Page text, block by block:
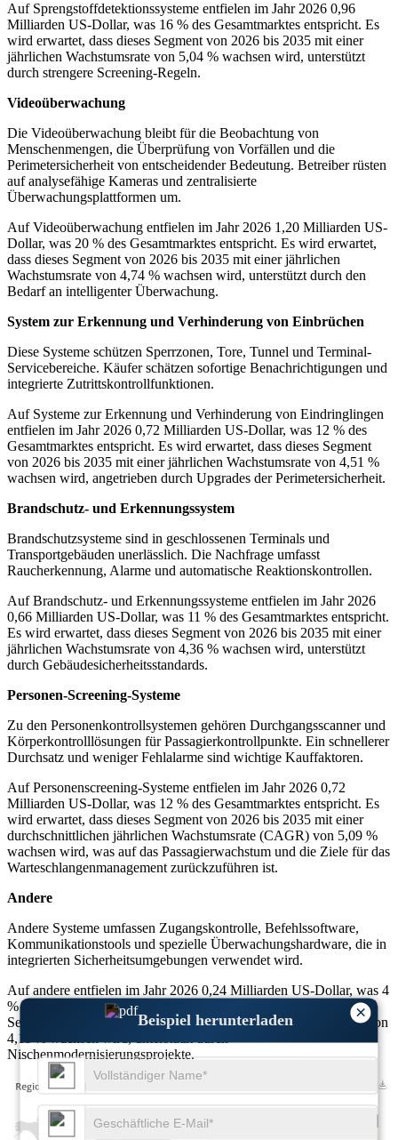
×
Beispiel herunterladen
Auf Sprengstoffdetektionssysteme entfielen im Jahr 2026 0,96
Milliarden US-Dollar, was 16 % des Gesamtmarktes entspricht. Es
wird erwartet, dass dieses Segment von 2026 bis 2035 mit einer
jährlichen Wachstumsrate von 5,04 % wachsen wird, unterstützt
durch strengere Screening-Regeln.
Videoüberwachung
Die Videoüberwachung bleibt für die Beobachtung von
Menschenmengen, die Überprüfung von Vorfällen und die
Perimetersicherheit von entscheidender Bedeutung. Betreiber rüsten
auf analysefähige Kameras und zentralisierte
Überwachungsplattformen um.
Auf Videoüberwachung entfielen im Jahr 2026 1,20 Milliarden US-
Dollar, was 20 % des Gesamtmarktes entspricht. Es wird erwartet,
dass dieses Segment von 2026 bis 2035 mit einer jährlichen
Wachstumsrate von 4,74 % wachsen wird, unterstützt durch den
Bedarf an intelligenter Überwachung.
System zur Erkennung und Verhinderung von Einbrüchen
Diese Systeme schützen Sperrzonen, Tore, Tunnel und Terminal-
Servicebereiche. Käufer schätzen sofortige Benachrichtigungen und
integrierte Zutrittskontrollfunktionen.
Auf Systeme zur Erkennung und Verhinderung von Eindringlingen
entfielen im Jahr 2026 0,72 Milliarden US-Dollar, was 12 % des
Gesamtmarktes entspricht. Es wird erwartet, dass dieses Segment
von 2026 bis 2035 mit einer jährlichen Wachstumsrate von 4,51 %
wachsen wird, angetrieben durch Upgrades der Perimetersicherheit.
Brandschutz- und Erkennungssystem
Brandschutzsysteme sind in geschlossenen Terminals und
Transportgebäuden unerlässlich. Die Nachfrage umfasst
Raucherkennung, Alarme und automatische Reaktionskontrollen.
Auf Brandschutz- und Erkennungssysteme entfielen im Jahr 2026
0,66 Milliarden US-Dollar, was 11 % des Gesamtmarktes entspricht.
Es wird erwartet, dass dieses Segment von 2026 bis 2035 mit einer
jährlichen Wachstumsrate von 4,36 % wachsen wird, unterstützt
durch Gebäudesicherheitsstandards.
Personen-Screening-Systeme
Zu den Personenkontrollsystemen gehören Durchgangsscanner und
Körperkontrolllösungen für Passagierkontrollpunkte. Ein schnellerer
Durchsatz und weniger Fehlalarme sind wichtige Kauffaktoren.
Auf Personenscreening-Systeme entfielen im Jahr 2026 0,72
Milliarden US-Dollar, was 12 % des Gesamtmarktes entspricht. Es
wird erwartet, dass dieses Segment von 2026 bis 2035 mit einer
durchschnittlichen jährlichen Wachstumsrate (CAGR) von 5,09 %
wachsen wird, was auf das Passagierwachstum und die Ziele für das
Warteschlangenmanagement zurückzuführen ist.
Andere
Andere Systeme umfassen Zugangskontrolle, Befehlssoftware,
Kommunikationstools und spezielle Überwachungshardware, die in
integrierten Sicherheitsumgebungen verwendet wird.
Auf andere entfielen im Jahr 2026 0,24 Milliarden US-Dollar, was 4
% des Gesamtmarktes entspricht. Es wird erwartet, dass dieses
Segment von 2026 bis 2035 mit einer jährlichen Wachstumsrate von
4,11 % wachsen wird, unterstützt durch
Nischenmodernisierungsprojekte.